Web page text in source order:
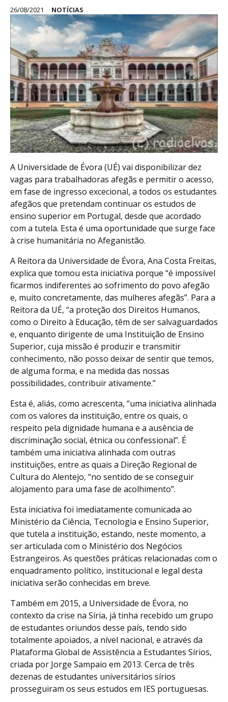
26/08/2021 NOTÍCIAS
A Universidade de Évora (UÉ) vai disponibilizar dez
vagas para trabalhadoras afegãs e permitir o acesso,
em fase de ingresso excecional, a todos os estudantes
afegãos que pretendam continuar os estudos de
ensino superior em Portugal, desde que acordado
com a tutela. Esta é uma oportunidade que surge face
à crise humanitária no Afeganistão.
A Reitora da Universidade de Évora, Ana Costa Freitas,
explica que tomou esta iniciativa porque “é impossível
ficarmos indiferentes ao sofrimento do povo afegão
e, muito concretamente, das mulheres afegãs”. Para a
Reitora da UÉ, “a proteção dos Direitos Humanos,
como o Direito à Educação, têm de ser salvaguardados
e, enquanto dirigente de uma Instituição de Ensino
Superior, cuja missão é produzir e transmitir
conhecimento, não posso deixar de sentir que temos,
de alguma forma, e na medida das nossas
possibilidades, contribuir ativamente.”
Esta é, aliás, como acrescenta, “uma iniciativa alinhada
com os valores da instituição, entre os quais, o
respeito pela dignidade humana e a ausência de
discriminação social, étnica ou confessional”. É
também uma iniciativa alinhada com outras
instituições, entre as quais a Direção Regional de
Cultura do Alentejo, “no sentido de se conseguir
alojamento para uma fase de acolhimento”.
Esta iniciativa foi imediatamente comunicada ao
Ministério da Ciência, Tecnologia e Ensino Superior,
que tutela a instituição, estando, neste momento, a
ser articulada com o Ministério dos Negócios
Estrangeiros. As questões práticas relacionadas com o
enquadramento político, institucional e legal desta
iniciativa serão conhecidas em breve.
Também em 2015, a Universidade de Évora, no
contexto da crise na Síria, já tinha recebido um grupo
de estudantes oriundos desse país, tendo sido
totalmente apoiados, a nível nacional, e através da
Plataforma Global de Assistência a Estudantes Sírios,
criada por Jorge Sampaio em 2013. Cerca de três
dezenas de estudantes universitários sírios
prosseguiram os seus estudos em IES portuguesas.